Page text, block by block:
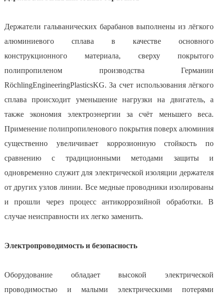
Держатели гальванических барабанов выполнены из лёгкого
алюминиевого сплава в качестве основного
конструкционного материала, сверху покрытого
полипропиленом производства Германии
RöchlingEngineeringPlasticsKG. За счет использования лёгкого
сплава происходит уменьшение нагрузки на двигатель, а
также экономия электроэнергии за счёт меньшего веса.
Применение полипропиленового покрытия поверх алюминия
существенно увеличивает коррозионную стойкость по
сравнению с традиционными методами защиты и
одновременно служит для электрической изоляции держателя
от других узлов линии. Все медные проводники изолированы
и прошли через процесс антикоррозийной обработки. В
случае неисправности их легко заменить.
Электропроводимость и безопасность
Оборудование обладает высокой электрической
проводимостью и малыми электрическими потерями